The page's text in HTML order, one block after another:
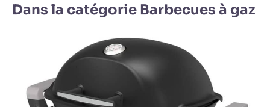
Dans la catégorie Barbecues à gaz